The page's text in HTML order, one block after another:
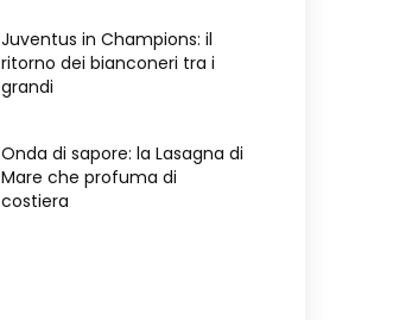
Juventus in Champions: il
ritorno dei bianconeri tra i
grandi
Onda di sapore: la Lasagna di
Mare che profuma di
costiera